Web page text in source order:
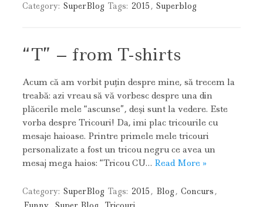
Category: SuperBlog Tags: 2015 , Superblog
“T” – from T-shirts
Acum că am vorbit puţin despre mine, să trecem la
treabă: azi vreau să vă vorbesc despre una din
plăcerile mele “ascunse”, deşi sunt la vedere. Este
vorba despre Tricouri! Da, imi plac tricourile cu
mesaje haioase. Printre primele mele tricouri
personalizate a fost un tricou negru ce avea un
mesaj mega haios: “Tricou CU… Read More »
Category: SuperBlog Tags: 2015 , Blog, Concurs ,